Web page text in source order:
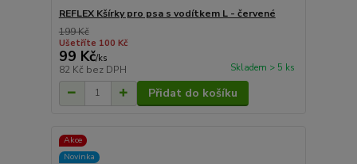
REFLEX Kšírky pro psa s vodítkem L - červené
199 Kč
Ušetříte 100 Kč
99 Kč/ks
82 Kč bez DPH Skladem > 5 ks
Přidat do košíku
Akce
Novinka